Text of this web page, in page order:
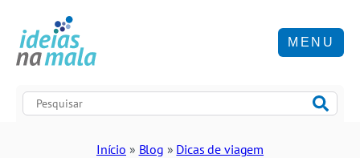
MENU
Início » Blog » Dicas de viagem